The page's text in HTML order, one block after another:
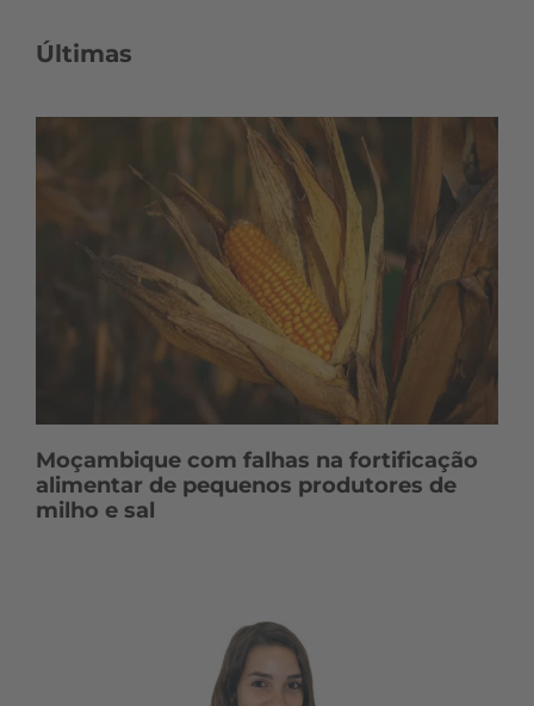
Últimas
Moçambique com falhas na fortificação
alimentar de pequenos produtores de
milho e sal